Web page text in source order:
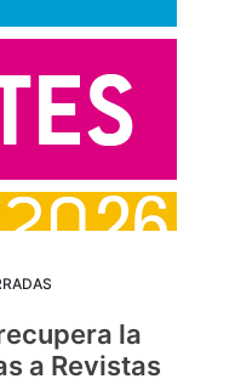
la
a Revistas